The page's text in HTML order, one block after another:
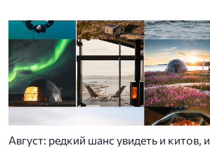
Август: редкий шанс увидеть и китов, и